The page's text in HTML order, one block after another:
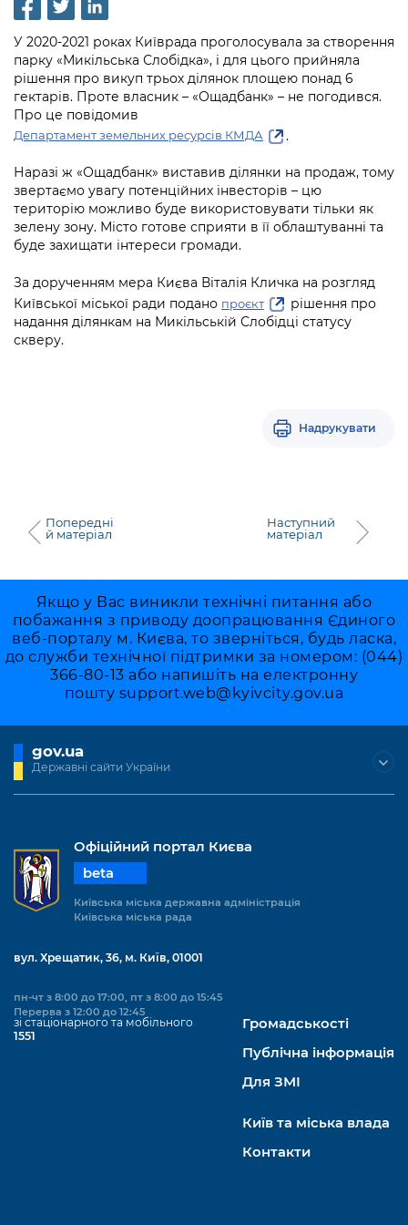
Рішення та розпорядження
Проєкти розпоряджень, що
перебувають на погодженні КМВА
Рішення Київради
Контактна інформація
Графік роботи та прийому громадян
Вакансії
Звернення громадян
Регуляторна діяльність
Гендерна політика
Київська міська військова адміністрація
Освіта та навчальні заклади
Дороги, транспорт та парковки
Навколишнє середовище міста
Містобудування та земельні ділянки
Культура, спорт, дозвілля
Бізнес та ліцензування
Фінанси та бюджет
Безпека та правопорядок
Ритуальні послуги
Міський застосунок Київ Цифровий
Громадська експертиза
Громадський бюджет
Консультації з громадськістю
Громадська рада
Петиції
Відкритий бюджет
Контактний центр
Допомога учасникам АТО
Рада з питань внутрішньо переміщених
осіб при Київській міській військовій
Інформація з обмеженим доступом
Подати запит онлайн
Проекти нормативно-правових та
інших актів
Нормативна база
Питання і відповіді про публічну
інформацію
бездіяльності розпорядників інформації
Звіти про опрацювання запитів на
публічну інформацію
Медіагалерея
Підписатися на новини та анонси від
КМДА / Subscribe to announcements
from the KCSA
Порядок акредитації медіа /
Подати журналістський запит /
Submitting a media request
Зйомки в лікарнях в умовах воєнного
стану / Rules for media coverage of
hospitals at work under martial law
Контакти для медіа / Contacts for mass
Портал Послуг
У 2020-2021 роках Київрада проголосувала за створення
парку «Микільська Слобідка», і для цього прийняла
рішення про викуп трьох ділянок площею понад 6
гектарів. Проте власник – «Ощадбанк» – не погодився.
Про це повідомив
Департамент земельних ресурсів КМДА .
Наразі ж «Ощадбанк» виставив ділянки на продаж, тому
звертаємо увагу потенційних інвесторів – цю
територію можливо буде використовувати тільки як
зелену зону. Місто готове сприяти в її облаштуванні та
буде захищати інтереси громади.
За дорученням мера Києва Віталія Кличка на розгляд
Київської міської ради подано проєкт
рішення про
надання ділянкам на Микільській Слобідці статусу
скверу.
Надрукувати
Попередні
й матеріал
Наступний
матеріал
Якщо у Вас виникли технічні питання або
побажання з приводу доопрацювання Єдиного
веб-порталу м. Києва, то зверніться, будь ласка,
до служби технічної підтримки за номером: (044)
366-80-13 або напишіть на електронну
пошту support.web@kyivcity.gov.ua
gov.ua
Державні сайти України
Офіційний портал Києва
beta
Київська міська державна адміністрація
Київська міська рада
вул. Хрещатик, 36, м. Київ, 01001
пн-чт з 8:00 до 17:00, пт з 8:00 до 15:45
Перерва з 12:00 до 12:45
зі стаціонарного та мобільного
1551
Громадськості
Публічна інформація
Для ЗМІ
Київ та міська влада
Контакти